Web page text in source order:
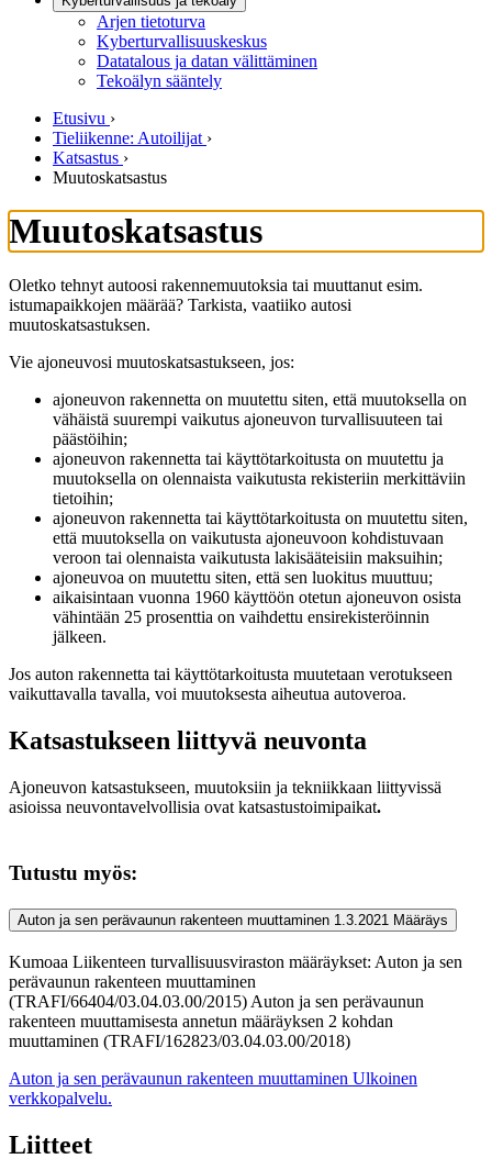
Arjen tietoturva
Kyberturvallisuuskeskus
Datatalous ja datan välittäminen
Tekoälyn sääntely
Etusivu ›
Tieliikenne: Autoilijat ›
Katsastus ›
Muutoskatsastus
Muutoskatsastus
Oletko tehnyt autoosi rakennemuutoksia tai muuttanut esim.
istumapaikkojen määrää? Tarkista, vaatiiko autosi
muutoskatsastuksen.
Vie ajoneuvosi muutoskatsastukseen, jos:
ajoneuvon rakennetta on muutettu siten, että muutoksella on
vähäistä suurempi vaikutus ajoneuvon turvallisuuteen tai
päästöihin;
ajoneuvon rakennetta tai käyttötarkoitusta on muutettu ja
muutoksella on olennaista vaikutusta rekisteriin merkittäviin
tietoihin;
ajoneuvon rakennetta tai käyttötarkoitusta on muutettu siten,
että muutoksella on vaikutusta ajoneuvoon kohdistuvaan
veroon tai olennaista vaikutusta lakisääteisiin maksuihin;
ajoneuvoa on muutettu siten, että sen luokitus muuttuu;
aikaisintaan vuonna 1960 käyttöön otetun ajoneuvon osista
vähintään 25 prosenttia on vaihdettu ensirekisteröinnin
jälkeen.
Jos auton rakennetta tai käyttötarkoitusta muutetaan verotukseen
vaikuttavalla tavalla, voi muutoksesta aiheutua autoveroa.
Katsastukseen liittyvä neuvonta
Ajoneuvon katsastukseen, muutoksiin ja tekniikkaan liittyvissä
asioissa neuvontavelvollisia ovat katsastustoimipaikat.
Tutustu myös:
Auton ja sen perävaunun rakenteen muuttaminen 1.3.2021 Määräys
Kumoaa Liikenteen turvallisuusviraston määräykset: Auton ja sen
perävaunun rakenteen muuttaminen
(TRAFI/66404/03.04.03.00/2015) Auton ja sen perävaunun
rakenteen muuttamisesta annetun määräyksen 2 kohdan
muuttaminen (TRAFI/162823/03.04.03.00/2018)
Auton ja sen perävaunun rakenteen muuttaminen Ulkoinen
verkkopalvelu.
Liitteet